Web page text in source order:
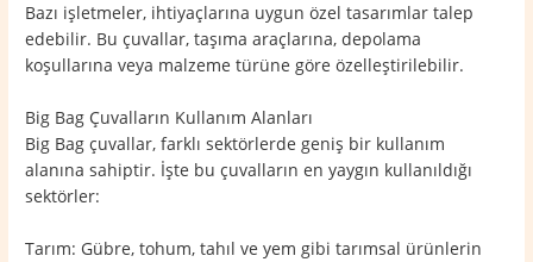
Bazı işletmeler, ihtiyaçlarına uygun özel tasarımlar talep
edebilir. Bu çuvallar, taşıma araçlarına, depolama
koşullarına veya malzeme türüne göre özelleştirilebilir.
Big Bag Çuvalların Kullanım Alanları
Big Bag çuvallar, farklı sektörlerde geniş bir kullanım
alanına sahiptir. İşte bu çuvalların en yaygın kullanıldığı
sektörler:
Tarım: Gübre, tohum, tahıl ve yem gibi tarımsal ürünlerin